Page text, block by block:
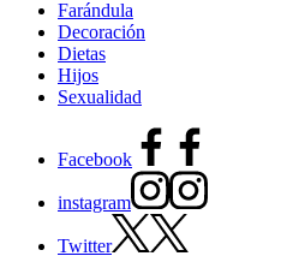
Farándula
Decoración
Dietas
Hijos
Sexualidad
Facebook
instagram
Twitter